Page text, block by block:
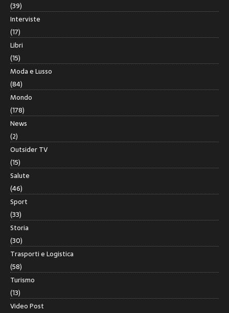
(39)
Interviste
(17)
Libri
(15)
Moda e Lusso
(84)
Mondo
(178)
News
(2)
Outsider TV
(15)
Salute
(46)
Sport
(33)
Storia
(30)
Trasporti e Logistica
(58)
Turismo
(13)
Video Post